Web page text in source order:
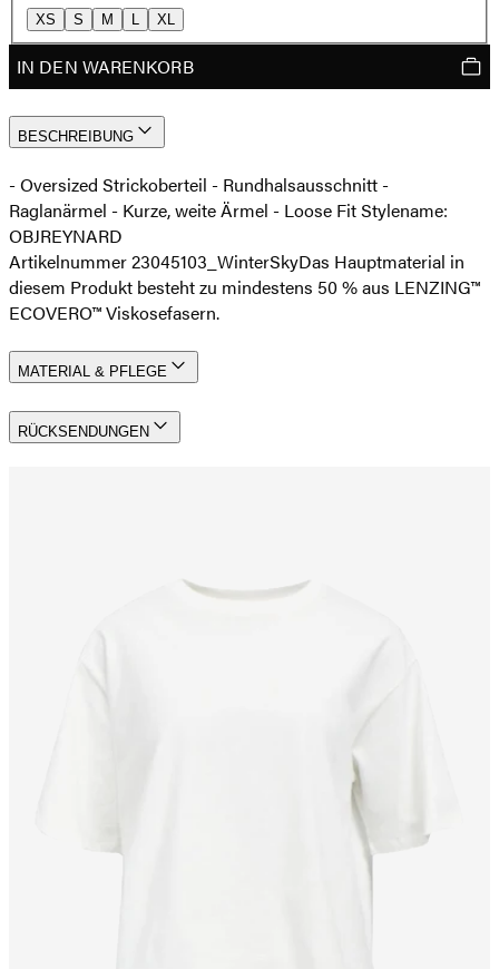
XS S M L XL
IN DEN WARENKORB
BESCHREIBUNG
- Oversized Strickoberteil - Rundhalsausschnitt -
Raglanärmel - Kurze, weite Ärmel - Loose Fit Stylename:
OBJREYNARD
Artikelnummer 23045103_WinterSkyDas Hauptmaterial in
diesem Produkt besteht zu mindestens 50 % aus LENZING™
ECOVERO™ Viskosefasern.
MATERIAL & PFLEGE
RÜCKSENDUNGEN